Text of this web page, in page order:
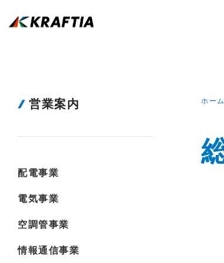
ホーム
営業案内
配電事業
電気事業
空調管事業
情報通信事業